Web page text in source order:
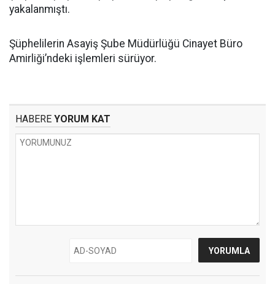
yakalanmıştı.
Şüphelilerin Asayiş Şube Müdürlüğü Cinayet Büro
Amirliği’ndeki işlemleri sürüyor.
HABERE YORUM KAT